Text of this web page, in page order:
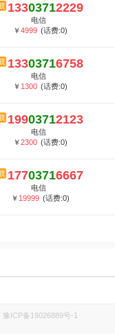
13303712229
电信
￥4999 (话费:0)
13303716758
电信
￥ 1300 (话费:0)
19903712123
电信
￥2300 (话费:0)
17703716667
电信
￥ 19999 (话费:0)
豫ICP备19026889号-1